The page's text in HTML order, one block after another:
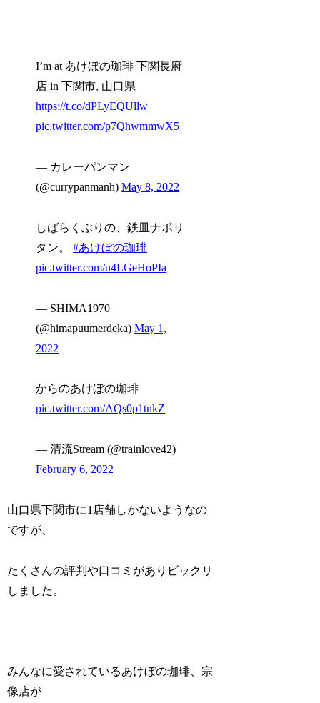
I’m at あけぼの珈琲 下関長府
店 in 下関市, 山口県
https://t.co/dPLyEQUllw
pic.twitter.com/p7QhwmmwX5
— カレーパンマン
(@currypanmanh)May 8, 2022
しばらくぶりの、鉄皿ナポリ
タン。#あけぼの珈琲
pic.twitter.com/u4LGeHoPIa
— SHIMA1970
(@himapuumerdeka)May 1,
2022
からのあけぼの珈琲
pic.twitter.com/AQs0p1tnkZ
— 清流Stream (@trainlove42)
February 6, 2022
山口県下関市に1店舗しかないようなの
ですが、
たくさんの評判や口コミがありビックリ
しました。
みんなに愛されているあけぼの珈琲、宗
像店が